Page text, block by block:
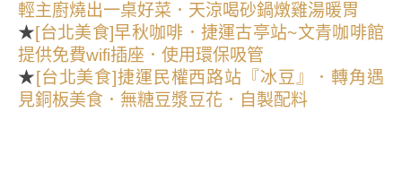
輕主廚燒出一桌好菜．天涼喝砂鍋燉雞湯暖胃
★[台北美食]早秋咖啡．捷運古亭站~文青咖啡館
提供免費wifi插座．使用環保吸管
★ [台北美食]捷運民權西路站『冰豆』．轉角遇
見銅板美食．無糖豆漿豆花．自製配料